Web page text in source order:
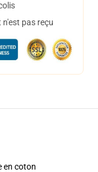
pas reçu
en coton